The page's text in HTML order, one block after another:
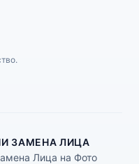
ЗАМЕНА ЛИЦА
Лица на Фото